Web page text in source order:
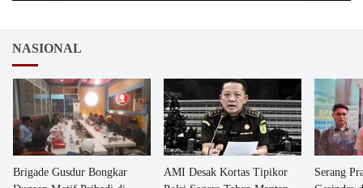
NASIONAL
Brigade Gusdur Bongkar
AMI Desak Kortas Tipikor
Serang